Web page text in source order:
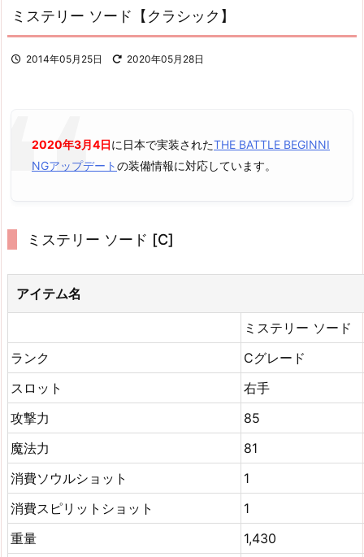
ミステリー ソード【クラシック】
2014年05月25日 2020年05月28日
2020年3月4日に日本で実装されたTHE BATTLE BEGINNI
NGアップデートの装備情報に対応しています。
ミステリー ソード [C]
アイテム名
ミステリー ソード
ランク
Cグレード
スロット
右手
攻撃力
85
魔法力
81
消費ソウルショット
1
消費スピリットショット
1
重量
1,430